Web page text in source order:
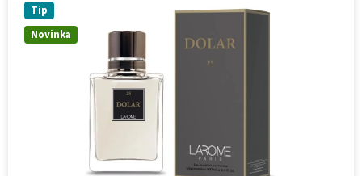
Novinka
Tip